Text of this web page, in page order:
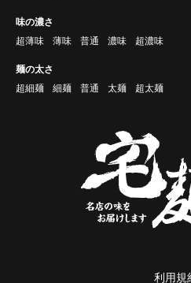
味の濃さ
超薄味
薄味 普通 濃味 超濃味
麺の太さ
超細麺
細麺 普通 太麺 超太麺
利用規